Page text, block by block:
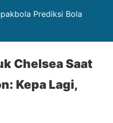
Prediksi Bola
Chelsea Saat
Kepa Lagi,